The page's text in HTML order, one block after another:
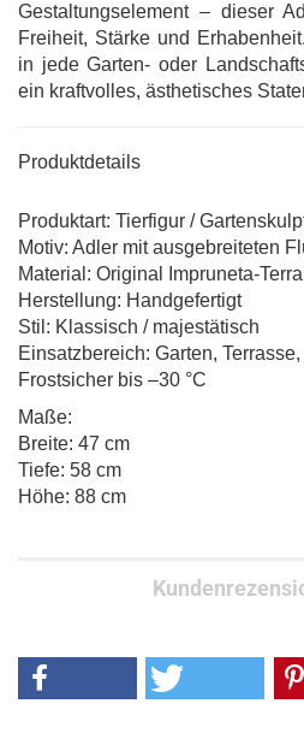
Gestaltungselement – dieser
Freiheit, Stärke und
in jede Garten- oder
ein kraftvolles, ästhetisches
Produktdetails
Produktart: Tierfigur /
Motiv: Adler mit ausgebreiteten
Material: Original Impruneta-
Herstellung: Handgefertigt
Stil: Klassisch / majestätisch
Einsatzbereich: Garten,
Frostsicher bis –30 °C
Maße:
Breite: 47 cm
Tiefe: 58 cm
Höhe: 88 cm